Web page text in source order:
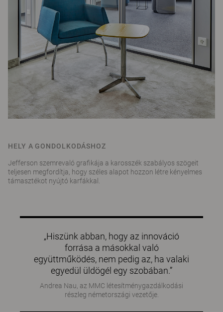
HELY A GONDOLKODÁSHOZ
Jefferson szemrevaló grafikája a karosszék szabályos szögeit
teljesen megfordítja, hogy széles alapot hozzon létre kényelmes
támasztékot nyújtó karfákkal.
„Hiszünk abban, hogy az innováció
forrása a másokkal való
együttműködés, nem pedig az, ha valaki
egyedül üldögél egy szobában.”
Andrea Nau, az MMC létesítménygazdálkodási
részleg németországi vezetője.